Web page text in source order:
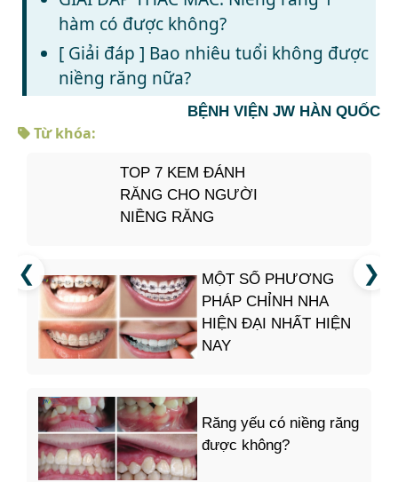
hàm có được không?
[ Giải đáp ] Bao nhiêu tuổi không được
niềng răng nữa?
BỆNH VIỆN JW HÀN QUỐC
Từ khóa:
TOP 7 KEM ĐÁNH
RĂNG CHO NGƯỜI
NIỀNG RĂNG
MỘT SỐ PHƯƠNG
PHÁP CHỈNH NHA
HIỆN ĐẠI NHẤT HIỆN
NAY
Răng yếu có niềng răng
được không?